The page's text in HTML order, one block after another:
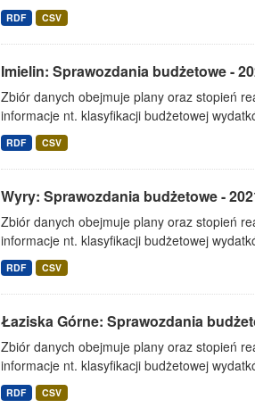
RDF CSV
Imielin: Sprawozdania budżetowe -
Zbiór danych obejmuje plany oraz stopień
informacje nt. klasyfikacji budżetowej
RDF CSV
Wyry: Sprawozdania budżetowe -
Zbiór danych obejmuje plany oraz stopień
informacje nt. klasyfikacji budżetowej
RDF CSV
Łaziska Górne: Sprawozdania
Zbiór danych obejmuje plany oraz stopień
informacje nt. klasyfikacji budżetowej
RDF CSV